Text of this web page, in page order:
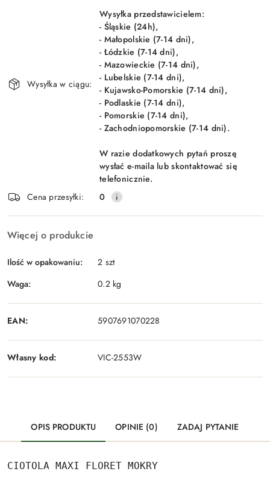
Wyślij
Wysyłka w ciągu:
Wysyłka przedstawicielem:
- Śląskie (24h),
- Małopolskie (7-14 dni),
- Łódzkie (7-14 dni),
- Mazowieckie (7-14 dni),
- Lubelskie (7-14 dni),
- Kujawsko-Pomorskie (7-14 dni),
- Podlaskie (7-14 dni),
- Pomorskie (7-14 dni),
- Zachodniopomorskie (7-14 dni).
W razie dodatkowych pytań proszę
wysłać e-maila lub skontaktować się
telefonicznie.
Cena przesyłki:
0
Więcej o produkcie
Ilość w opakowaniu:
2 szt
Waga:
0.2 kg
EAN: 5907691070228
Własny kod: VIC-2553W
OPIS PRODUKTU OPINIE (0) ZADAJ PYTANIE
CIOTOLA MAXI FLORET MOKRY